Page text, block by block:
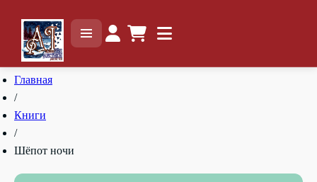
Главная
/
Книги
/
Шёпот ночи